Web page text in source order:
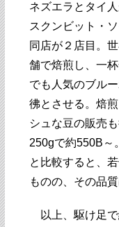
ネズエラとタイ
スクンビット・
同店が２店目。
舗で焙煎し、一
でも人気のブル
彿とさせる。焙
シュな豆の販売
250gで約550B～
と比較すると、
ものの、その品
以上、駆け足